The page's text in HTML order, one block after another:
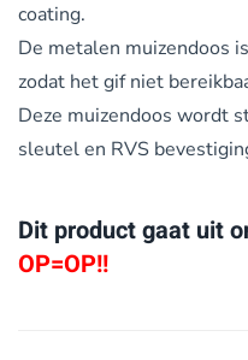
coating.
De metalen muizendoos
zodat het gif niet
Deze muizendoos wordt
sleutel en RVS
Dit product gaat uit
OP=OP!!